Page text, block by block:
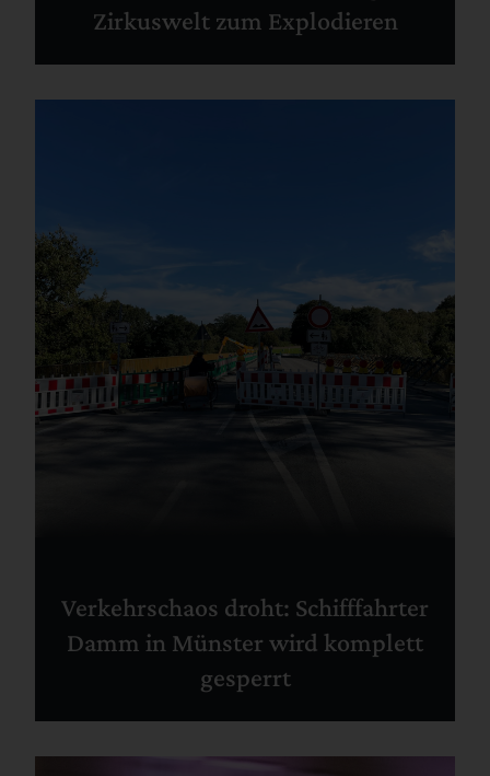
Zirkuswelt zum Explodieren
Verkehrschaos droht: Schifffahrter
Damm in Münster wird komplett
gesperrt